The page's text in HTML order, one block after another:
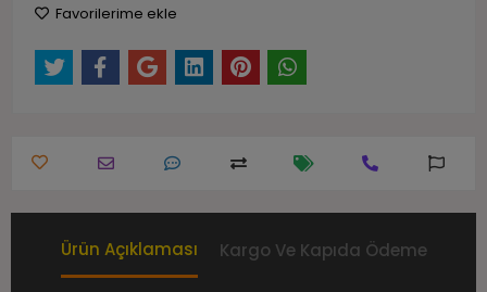
Favorilerime ekle
Ürün Açıklaması Kargo Ve Kapıda Ödeme